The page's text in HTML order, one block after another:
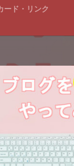
ード・リンク